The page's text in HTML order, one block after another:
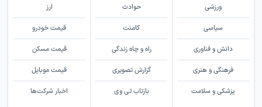
ورزشی
سیاسی
دانش و فناوری
فرهنگی و هنری
پزشکی و سلامت
حوادث
کامنت
راه و چاه زندگی
گزارش تصویری
بازتاب تی وی
ارز
قیمت خودرو
قیمت مسکن
قیمت موبایل
اخبار شرکت‌ها